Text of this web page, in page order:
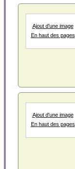
Ajout d'une image
En haut des pages
Ajout d'une image
En haut des pages